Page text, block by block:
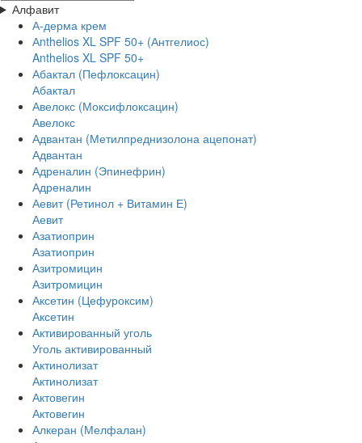
Алфавит
А-дерма крем
Аnthelios XL SPF 50+ (Антгелиос)
Anthelios XL SPF 50+
Абактал (Пефлоксацин)
Абактал
Авелокс (Моксифлоксацин)
Авелокс
Адвантан (Метилпреднизолона ацепонат)
Адвантан
Адреналин (Эпинефрин)
Адреналин
Аевит (Ретинол + Витамин Е)
Аевит
Азатиоприн
Азатиоприн
Азитромицин
Азитромицин
Аксетин (Цефуроксим)
Аксетин
Активированный уголь
Уголь активированный
Актинолизат
Актинолизат
Актовегин
Актовегин
Алкеран (Мелфалан)